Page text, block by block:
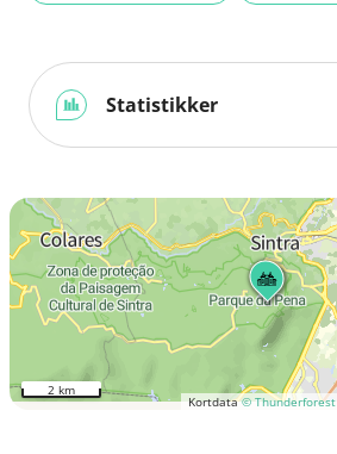
Statistikker
Kortdata© Thunderforest
2 km